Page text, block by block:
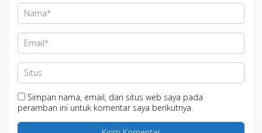
Simpan nama, email, dan situs web saya pada
peramban ini untuk komentar saya berikutnya.